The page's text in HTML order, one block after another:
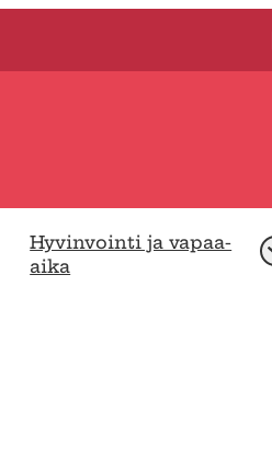
Hyvinvointi ja vapaa-
aika